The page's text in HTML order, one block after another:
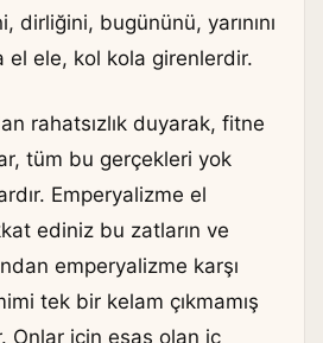
dirliğini, bugününü, yarınını
el ele, kol kola girenlerdir.
rahatsızlık duyarak, fitne
tüm bu gerçekleri yok
Emperyalizme el
ediniz bu zatların ve
emperyalizme karşı
tek bir kelam çıkmamış
Onlar için esas olan iç